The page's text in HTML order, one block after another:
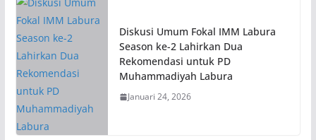
Diskusi Umum Fokal IMM Labura
Season ke-2 Lahirkan Dua
Rekomendasi untuk PD
Muhammadiyah Labura
Januari 24, 2026